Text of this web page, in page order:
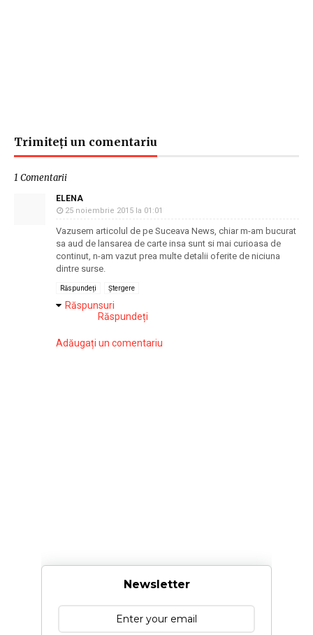
Trimiteți un comentariu
1 Comentarii
ELENA
25 noiembrie 2015 la 01:01
Vazusem articolul de pe Suceava News, chiar m-am bucurat
sa aud de lansarea de carte insa sunt si mai curioasa de
continut, n-am vazut prea multe detalii oferite de niciuna
dintre surse.
Răspundeți Ștergere
Răspunsuri
Răspundeți
Adăugați un comentariu
Newsletter